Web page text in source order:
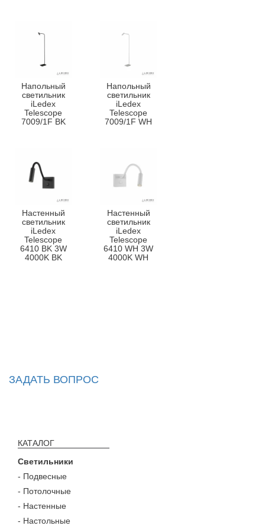
Напольный
светильник
iLedex
Telescope
7009/1F BK
Напольный
светильник
iLedex
Telescope
7009/1F WH
Настенный
светильник
iLedex
Telescope
6410 BK 3W
4000K BK
Настенный
светильник
iLedex
Telescope
6410 WH 3W
4000K WH
ЗАДАТЬ ВОПРОС
КАТАЛОГ
Светильники
- Подвесные
- Потолочные
- Настенные
- Настольные